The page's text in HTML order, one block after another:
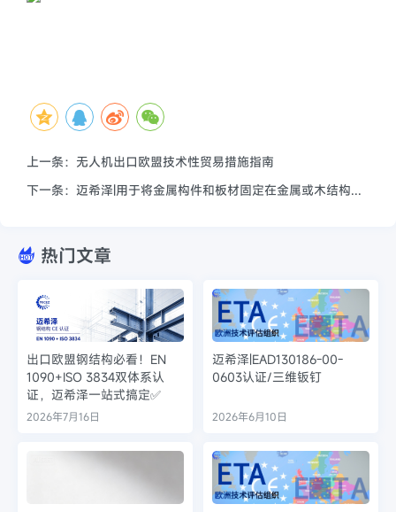
上一条：无人机出口欧盟技术性贸易措施指南
下一条：迈希泽|用于将金属构件和板材固定在金属或木结构上的螺丝ETA认证EAD 330046-02-0602
热门文章
出口欧盟钢结构必看！EN
1090+ISO 3834双体系认
证，迈希泽一站式搞定✅
2026年7月16日
迈希泽|EAD130186-00-
0603认证/三维钣钉
2026年6月10日